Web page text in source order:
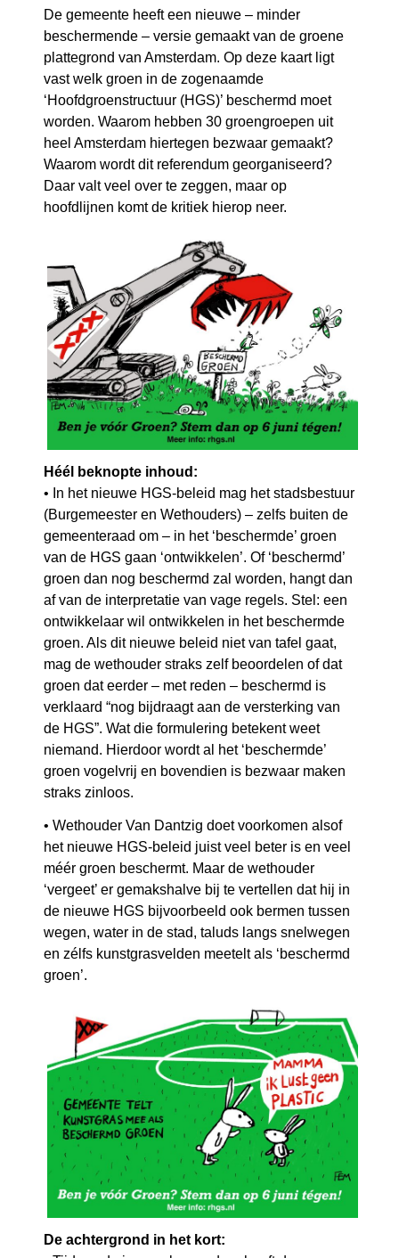
De gemeente heeft een nieuwe – minder
beschermende – versie gemaakt van de groene
plattegrond van Amsterdam. Op deze kaart ligt
vast welk groen in de zogenaamde
‘Hoofdgroenstructuur (HGS)’ beschermd moet
worden. Waarom hebben 30 groengroepen uit
heel Amsterdam hiertegen bezwaar gemaakt?
Waarom wordt dit referendum georganiseerd?
Daar valt veel over te zeggen, maar op
hoofdlijnen komt de kritiek hierop neer.
Héél beknopte inhoud:
• In het nieuwe HGS-beleid mag het stadsbestuur
(Burgemeester en Wethouders) – zelfs buiten de
gemeenteraad om – in het ‘beschermde’ groen
van de HGS gaan ‘ontwikkelen’. Of ‘beschermd’
groen dan nog beschermd zal worden, hangt dan
af van de interpretatie van vage regels. Stel: een
ontwikkelaar wil ontwikkelen in het beschermde
groen. Als dit nieuwe beleid niet van tafel gaat,
mag de wethouder straks zelf beoordelen of dat
groen dat eerder – met reden – beschermd is
verklaard “nog bijdraagt aan de versterking van
de HGS”. Wat die formulering betekent weet
niemand. Hierdoor wordt al het ‘beschermde’
groen vogelvrij en bovendien is bezwaar maken
straks zinloos.
• Wethouder Van Dantzig doet voorkomen alsof
het nieuwe HGS-beleid juist veel beter is en veel
méér groen beschermt. Maar de wethouder
‘vergeet’ er gemakshalve bij te vertellen dat hij in
de nieuwe HGS bijvoorbeeld ook bermen tussen
wegen, water in de stad, taluds langs snelwegen
en zélfs kunstgrasvelden meetelt als ‘beschermd
groen’.
De achtergrond in het kort: